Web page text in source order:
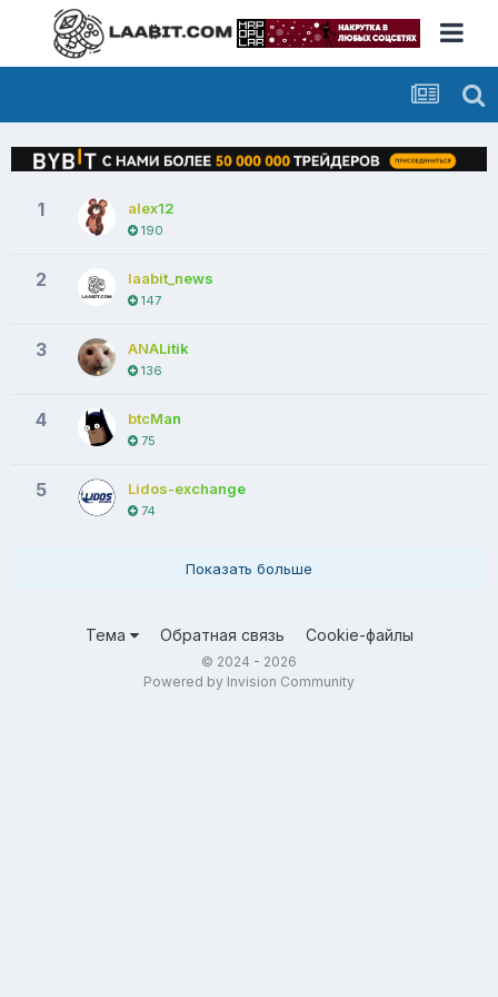
1 alex12
190
2 laabit_news
147
3 ANALitik
136
4 btcMan
75
5 Lidos-exchange
74
Показать больше
Тема Обратная связь Cookie-файлы
© 2024 - 2026
Powered by Invision Community